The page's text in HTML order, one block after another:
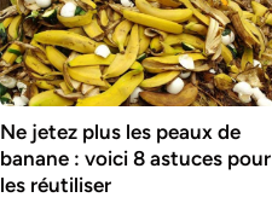
Ne jetez plus les peaux de
banane : voici 8 astuces pour
les réutiliser